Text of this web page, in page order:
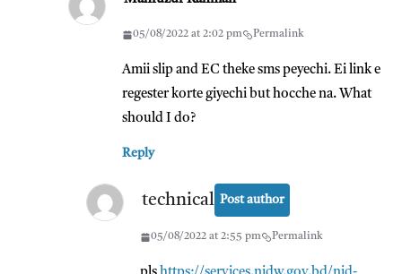
05/08/2022 at 2:02 pm Permalink
Amii slip and EC theke sms peyechi. Ei link e
regester korte giyechi but hocche na. What
should I do?
Reply
technical Post author
05/08/2022 at 2:55 pm Permalink